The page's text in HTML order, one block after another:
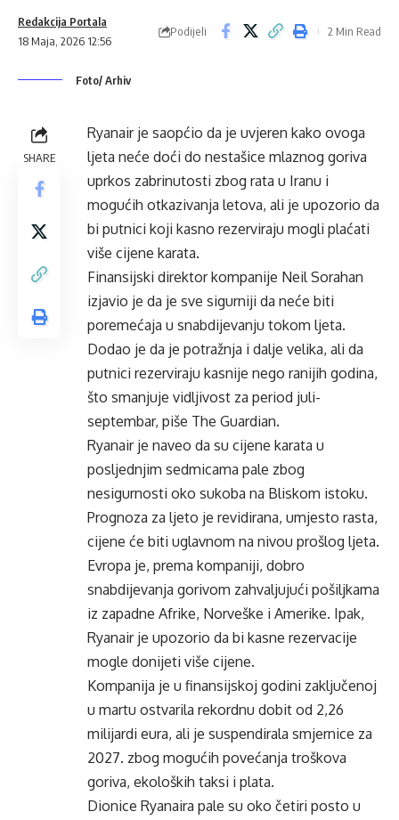
18 Maja, 2026 12:56
Redakcija Portala
Podijeli 2 Min Read
Foto/ Arhiv
SHARE
Ryanair je saopćio da je uvjeren kako ovoga
ljeta neće doći do nestašice mlaznog goriva
uprkos zabrinutosti zbog rata u Iranu i
mogućih otkazivanja letova, ali je upozorio da
bi putnici koji kasno rezerviraju mogli plaćati
više cijene karata.
Finansijski direktor kompanije Neil Sorahan
izjavio je da je sve sigurniji da neće biti
poremećaja u snabdijevanju tokom ljeta.
Dodao je da je potražnja i dalje velika, ali da
putnici rezerviraju kasnije nego ranijih godina,
što smanjuje vidljivost za period juli-
septembar, piše The Guardian.
Ryanair je naveo da su cijene karata u
posljednjim sedmicama pale zbog
nesigurnosti oko sukoba na Bliskom istoku.
Prognoza za ljeto je revidirana, umjesto rasta,
cijene će biti uglavnom na nivou prošlog ljeta.
Evropa je, prema kompaniji, dobro
snabdijevanja gorivom zahvaljujući pošiljkama
iz zapadne Afrike, Norveške i Amerike. Ipak,
Ryanair je upozorio da bi kasne rezervacije
mogle donijeti više cijene.
Kompanija je u finansijskoj godini zaključenoj
u martu ostvarila rekordnu dobit od 2,26
milijardi eura, ali je suspendirala smjernice za
2027. zbog mogućih povećanja troškova
goriva, ekoloških taksi i plata.
Dionice Ryanaira pale su oko četiri posto u